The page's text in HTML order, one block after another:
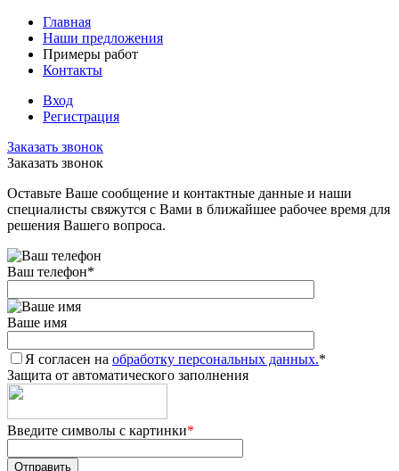
Главная
Наши предложения
Примеры работ
Контакты
Вход
Регистрация
Заказать звонок
Заказать звонок
Оставьте Ваше сообщение и контактные данные и наши
специалисты свяжутся с Вами в ближайшее рабочее время для
решения Вашего вопроса.
Ваш телефон*
Ваше имя
Я согласен на обработку персональных данных.*
Защита от автоматического заполнения
Введите символы с картинки*